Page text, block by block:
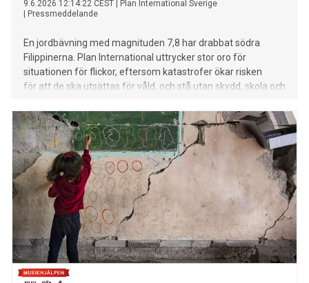
9.6.2026 12:14:22 CEST
Plan International Sverige
Pressmeddelande
En jordbävning med magnituden 7,8 har drabbat södra
Filippinerna. Plan International uttrycker stor oro för
situationen för flickor, eftersom katastrofer ökar risken
för att de ska utsättas för våld, och stå utan skydd, skola och